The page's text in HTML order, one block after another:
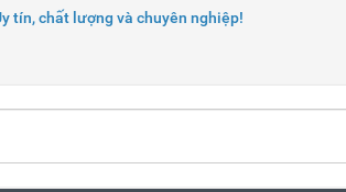
tín, chất lượng và chuyên nghiệp!